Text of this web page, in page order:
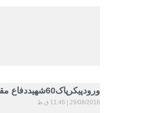
ورودپیکرپاک60شهیددفاع مقدس+تصاویر
29/08/2016 11:46 ق.ظ